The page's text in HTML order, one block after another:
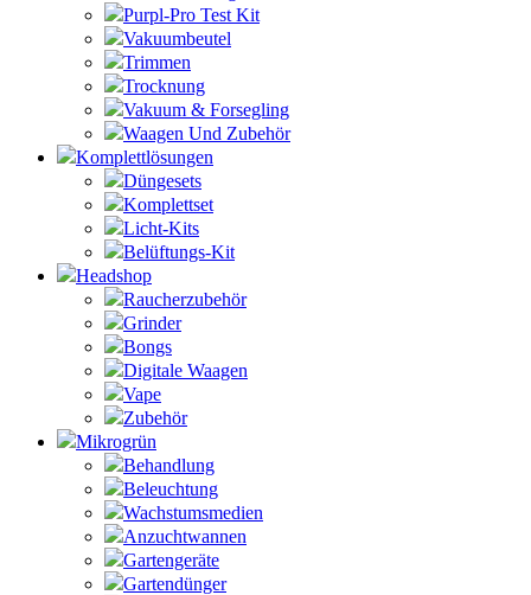
Purpl-Pro Test Kit
Vakuumbeutel
Trimmen
Trocknung
Vakuum & Forsegling
Waagen Und Zubehör
Komplettlösungen
Düngesets
Komplettset
Licht-Kits
Belüftungs-Kit
Headshop
Raucherzubehör
Grinder
Bongs
Digitale Waagen
Vape
Zubehör
Mikrogrün
Behandlung
Beleuchtung
Wachstumsmedien
Anzuchtwannen
Gartengeräte
Gartendünger